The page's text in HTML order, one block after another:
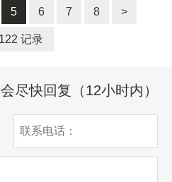
5 6 7 8 >
记录
尽快回复（12小时内）